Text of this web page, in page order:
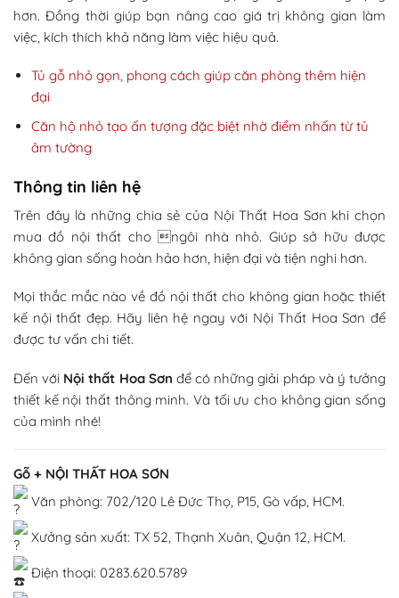
hơn. Đồng thời giúp bạn nâng cao giá trị không gian làm
việc, kích thích khả năng làm việc hiệu quả.
Tủ gỗ nhỏ gọn, phong cách giúp căn phòng thêm hiện
đại
Căn hộ nhỏ tạo ấn tượng đặc biệt nhờ điểm nhấn từ tủ
âm tường
Thông tin liên hệ
Trên đây là những chia sẻ của Nội Thất Hoa Sơn khi chọn
mua đồ nội thất cho ngôi nhà nhỏ. Giúp sở hữu được
không gian sống hoàn hảo hơn, hiện đại và tiện nghi hơn.
Mọi thắc mắc nào về đồ nội thất cho không gian hoặc thiết
kế nội thất đẹp. Hãy liên hệ ngay với Nội Thất Hoa Sơn để
được tư vấn chi tiết.
Đến với Nội thất Hoa Sơn để có những giải pháp và ý tưởng
thiết kế nội thất thông minh. Và tối ưu cho không gian sống
của mình nhé!
Gỗ + NỘI THẤT HOA SƠN
Văn phòng: 702/120 Lê Đức Thọ, P15, Gò vấp, HCM.
Xưởng sản xuất: TX 52, Thạnh Xuân, Quận 12, HCM.
Điện thoại: 0283.620.5789